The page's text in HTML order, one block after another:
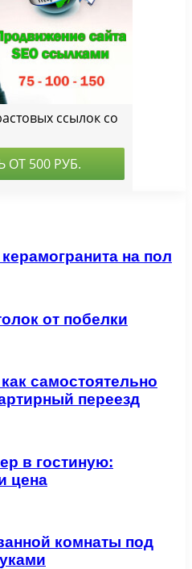
на пол
от побелки
самостоятельно
переезд
в гостиную:
цена
комнаты под